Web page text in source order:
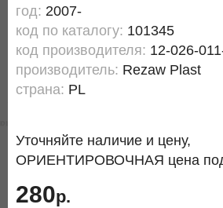
год: 2007-
код по каталогу: 101345
код производителя: 12-026-
производитель: Rezaw Plast
страна: PL
Уточняйте наличие и цену,
ОРИЕНТИРОВОЧНАЯ цена под
280р.